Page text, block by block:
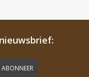
ABONNEER